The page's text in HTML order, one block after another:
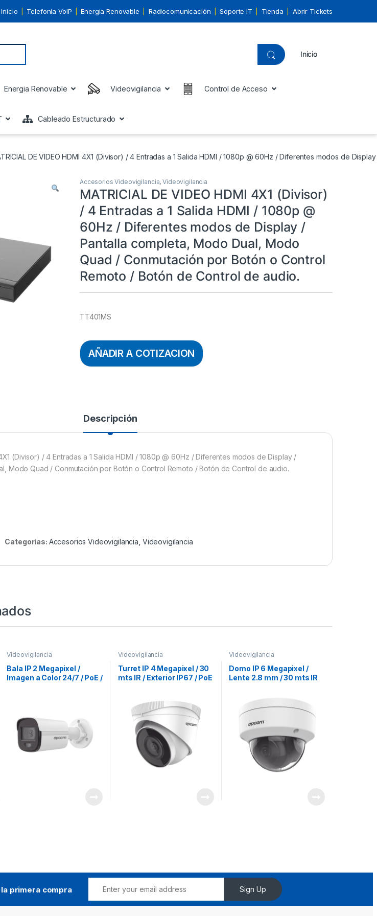
Inicio Telefonía VoIP Energia Renovable Radiocomunicación Soporte IT Tienda Abrir Tickets
Inicio
Energia Renovable Videovigilancia Control de Acceso
Cableado Estructurado
DE VIDEO HDMI 4X1 (Divisor) / 4 Entradas a 1 Salida HDMI / 1080p @ 60Hz / Diferentes modos de
Accesorios Videovigilancia,Videovigilancia
MATRICIAL DE VIDEO HDMI 4X1 (Divisor)
/ 4 Entradas a 1 Salida HDMI / 1080p @
60Hz / Diferentes modos de Display /
Pantalla completa, Modo Dual, Modo
Quad / Conmutación por Botón o Control
Remoto / Botón de Control de audio.
TT401MS
AÑADIR A COTIZACION
Descripción
(Divisor) / 4 Entradas a 1 Salida HDMI / 1080p @ 60Hz / Diferentes modos de Display /
Modo Quad / Conmutación por Botón o Control Remoto / Botón de Control de audio.
Categorías: Accesorios Videovigilancia Videovigilancia
Videovigilancia
Bala IP 2 Megapixel /
Imagen a Color 24/7 / PoE /
Videovigilancia
Turret IP 4 Megapixel / 30
mts IR / Exterior IP67 / PoE
Videovigilancia
Domo IP 6 Megapixel /
Lente 2.8 mm / 30 mts IR
Videoanaliticos (Filtro de
Falsas Alarmas) / Ultra
Baja Iluminación / Entrada
y Salida de Audio y Alarma
primera compra Sign Up